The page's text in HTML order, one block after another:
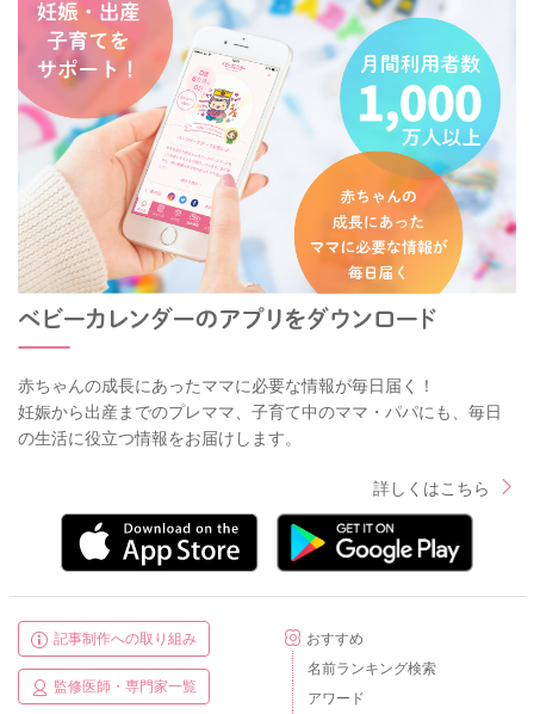
赤ちゃんの成長にあったママに必要な情報が毎日届く！
妊娠から出産までのプレママ、子育て中のママ・パパにも、毎日
の生活に役立つ情報をお届けします。
詳しくはこちら
記事制作への取り組み
監修医師・専門家一覧
おすすめ
名前ランキング検索
アワード